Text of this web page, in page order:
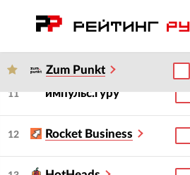
Zum Punkt
АЙNET
11 импульс.гуру
12 Rocket Business